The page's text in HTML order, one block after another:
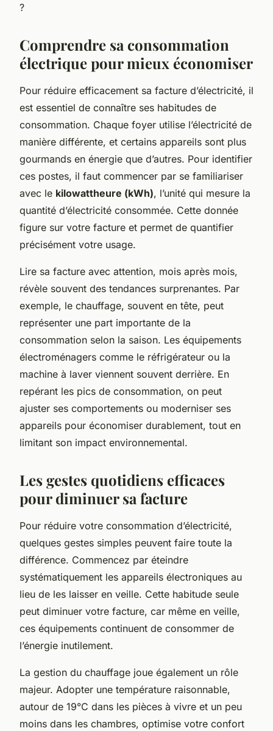
?
Comprendre sa consommation
électrique pour mieux économiser
Pour réduire efficacement sa facture d’électricité, il
est essentiel de connaître ses habitudes de
consommation. Chaque foyer utilise l’électricité de
manière différente, et certains appareils sont plus
gourmands en énergie que d’autres. Pour identifier
ces postes, il faut commencer par se familiariser
avec le kilowattheure (kWh), l’unité qui mesure la
quantité d’électricité consommée. Cette donnée
figure sur votre facture et permet de quantifier
précisément votre usage.
Lire sa facture avec attention, mois après mois,
révèle souvent des tendances surprenantes. Par
exemple, le chauffage, souvent en tête, peut
représenter une part importante de la
consommation selon la saison. Les équipements
électroménagers comme le réfrigérateur ou la
machine à laver viennent souvent derrière. En
repérant les pics de consommation, on peut
ajuster ses comportements ou moderniser ses
appareils pour économiser durablement, tout en
limitant son impact environnemental.
Les gestes quotidiens efficaces
pour diminuer sa facture
Pour réduire votre consommation d’électricité,
quelques gestes simples peuvent faire toute la
différence. Commencez par éteindre
systématiquement les appareils électroniques au
lieu de les laisser en veille. Cette habitude seule
peut diminuer votre facture, car même en veille,
ces équipements continuent de consommer de
l’énergie inutilement.
La gestion du chauffage joue également un rôle
majeur. Adopter une température raisonnable,
autour de 19°C dans les pièces à vivre et un peu
moins dans les chambres, optimise votre confort